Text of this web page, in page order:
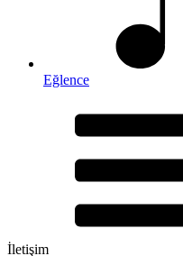
Eğlence
İletişim